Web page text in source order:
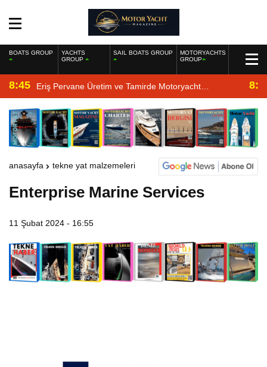
BOATS GROUP
YACHTS
GROUP
SAIL BOATS GROUP
MOTORYACHTS
GROUP
8:45 Eriş Pervane Üretim ve Tamirde Motoryacht
Magazine’de
anasayfa tekne yat malzemeleri
Enterprise Marine Services
11 Şubat 2024 - 16:55